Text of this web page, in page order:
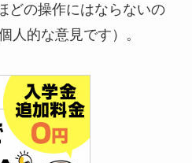
どの操作にはならないの
人的な意見です）。